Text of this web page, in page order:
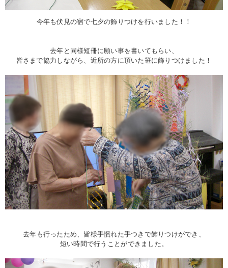
今年も伏見の宿で七夕の飾りつけを行いました！！
去年と同様短冊に願い事を書いてもらい、
皆さまで協力しながら、近所の方に頂いた笹に飾りつけました！
去年も行ったため、皆様手慣れた手つきで飾りつけができ、
短い時間で行うことができました。